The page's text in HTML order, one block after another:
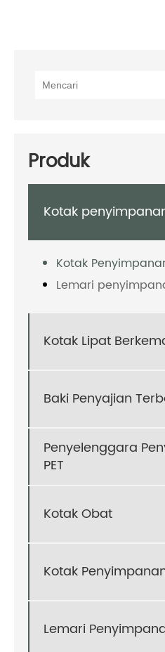
Produk
Kotak
Kotak
Lemari
Kotak Lipat
Baki Penyajian
Penyelenggara
PET
Kotak Obat
Kotak
Lemari